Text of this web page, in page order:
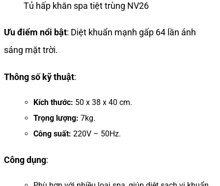
Tủ hấp khăn spa tiệt trùng NV26
Ưu điểm nổi bật: Diệt khuẩn mạnh gấp 64 lần ánh
sáng mặt trời.
Thông số kỹ thuật:
Kích thước: 50 x 38 x 40 cm.
Trọng lượng: 7kg.
Công suất: 220V – 50Hz.
Công dụng: